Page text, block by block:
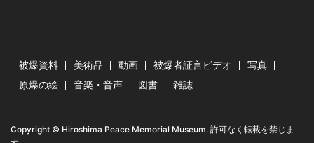
被爆資料 美術品 動画 被爆者証言ビデオ
写真
原爆の絵
音楽・音声 図書 雑誌
Copyright © Hiroshima Peace Memorial Museum. 許可なく転載を禁じま